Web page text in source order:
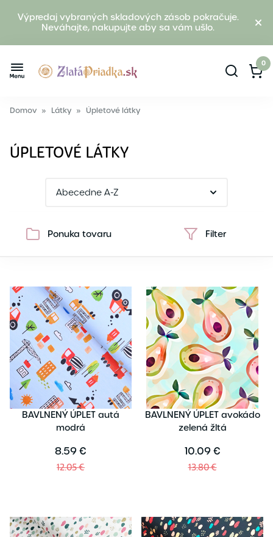
Výpredaj vybraných skladových zásob pokračuje.
Neváhajte, nakupujte aby sa vám ušlo.
0
Domov » Látky » Úpletové látky
ÚPLETOVÉ LÁTKY
Ponuka tovaru Filter
BAVLNENÝ ÚPLET autá
modrá
8.59 €
12.05 €
BAVLNENÝ ÚPLET avokádo
zelená žltá
10.09 €
13.80 €